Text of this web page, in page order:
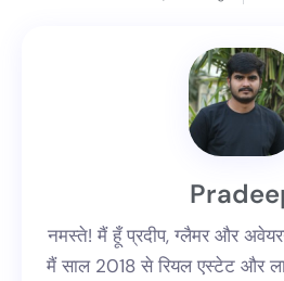
नमस्ते! मैं हूँ प्रदीप, ग्लैमर और
मैं साल 2018 से रियल एस्टेट और